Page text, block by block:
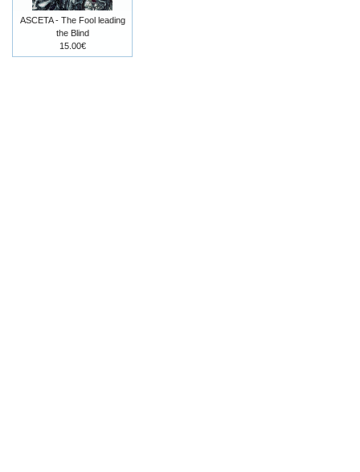
ASCETA - The Fool leading
the Blind
15.00€